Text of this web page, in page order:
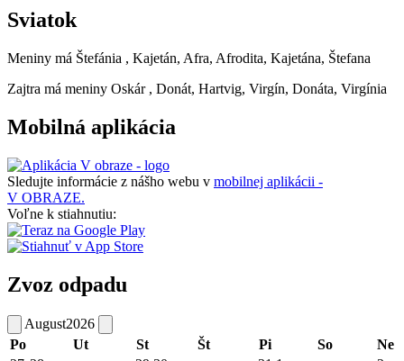
Sviatok
Meniny má Štefánia , Kajetán, Afra, Afrodita, Kajetána, Štefana
Zajtra má meniny Oskár , Donát, Hartvig, Virgín, Donáta, Virgínia
Mobilná aplikácia
Sledujte informácie z nášho webu v mobilnej aplikácii -
V OBRAZE.
Voľne k stiahnutiu:
Zvoz odpadu
August2026
Po
Ut St Št Pi So
Ne